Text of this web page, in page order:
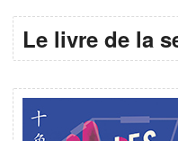
Le livre de la